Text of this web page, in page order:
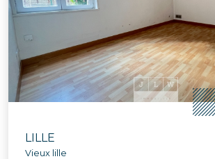
LILLE
Vieux lille